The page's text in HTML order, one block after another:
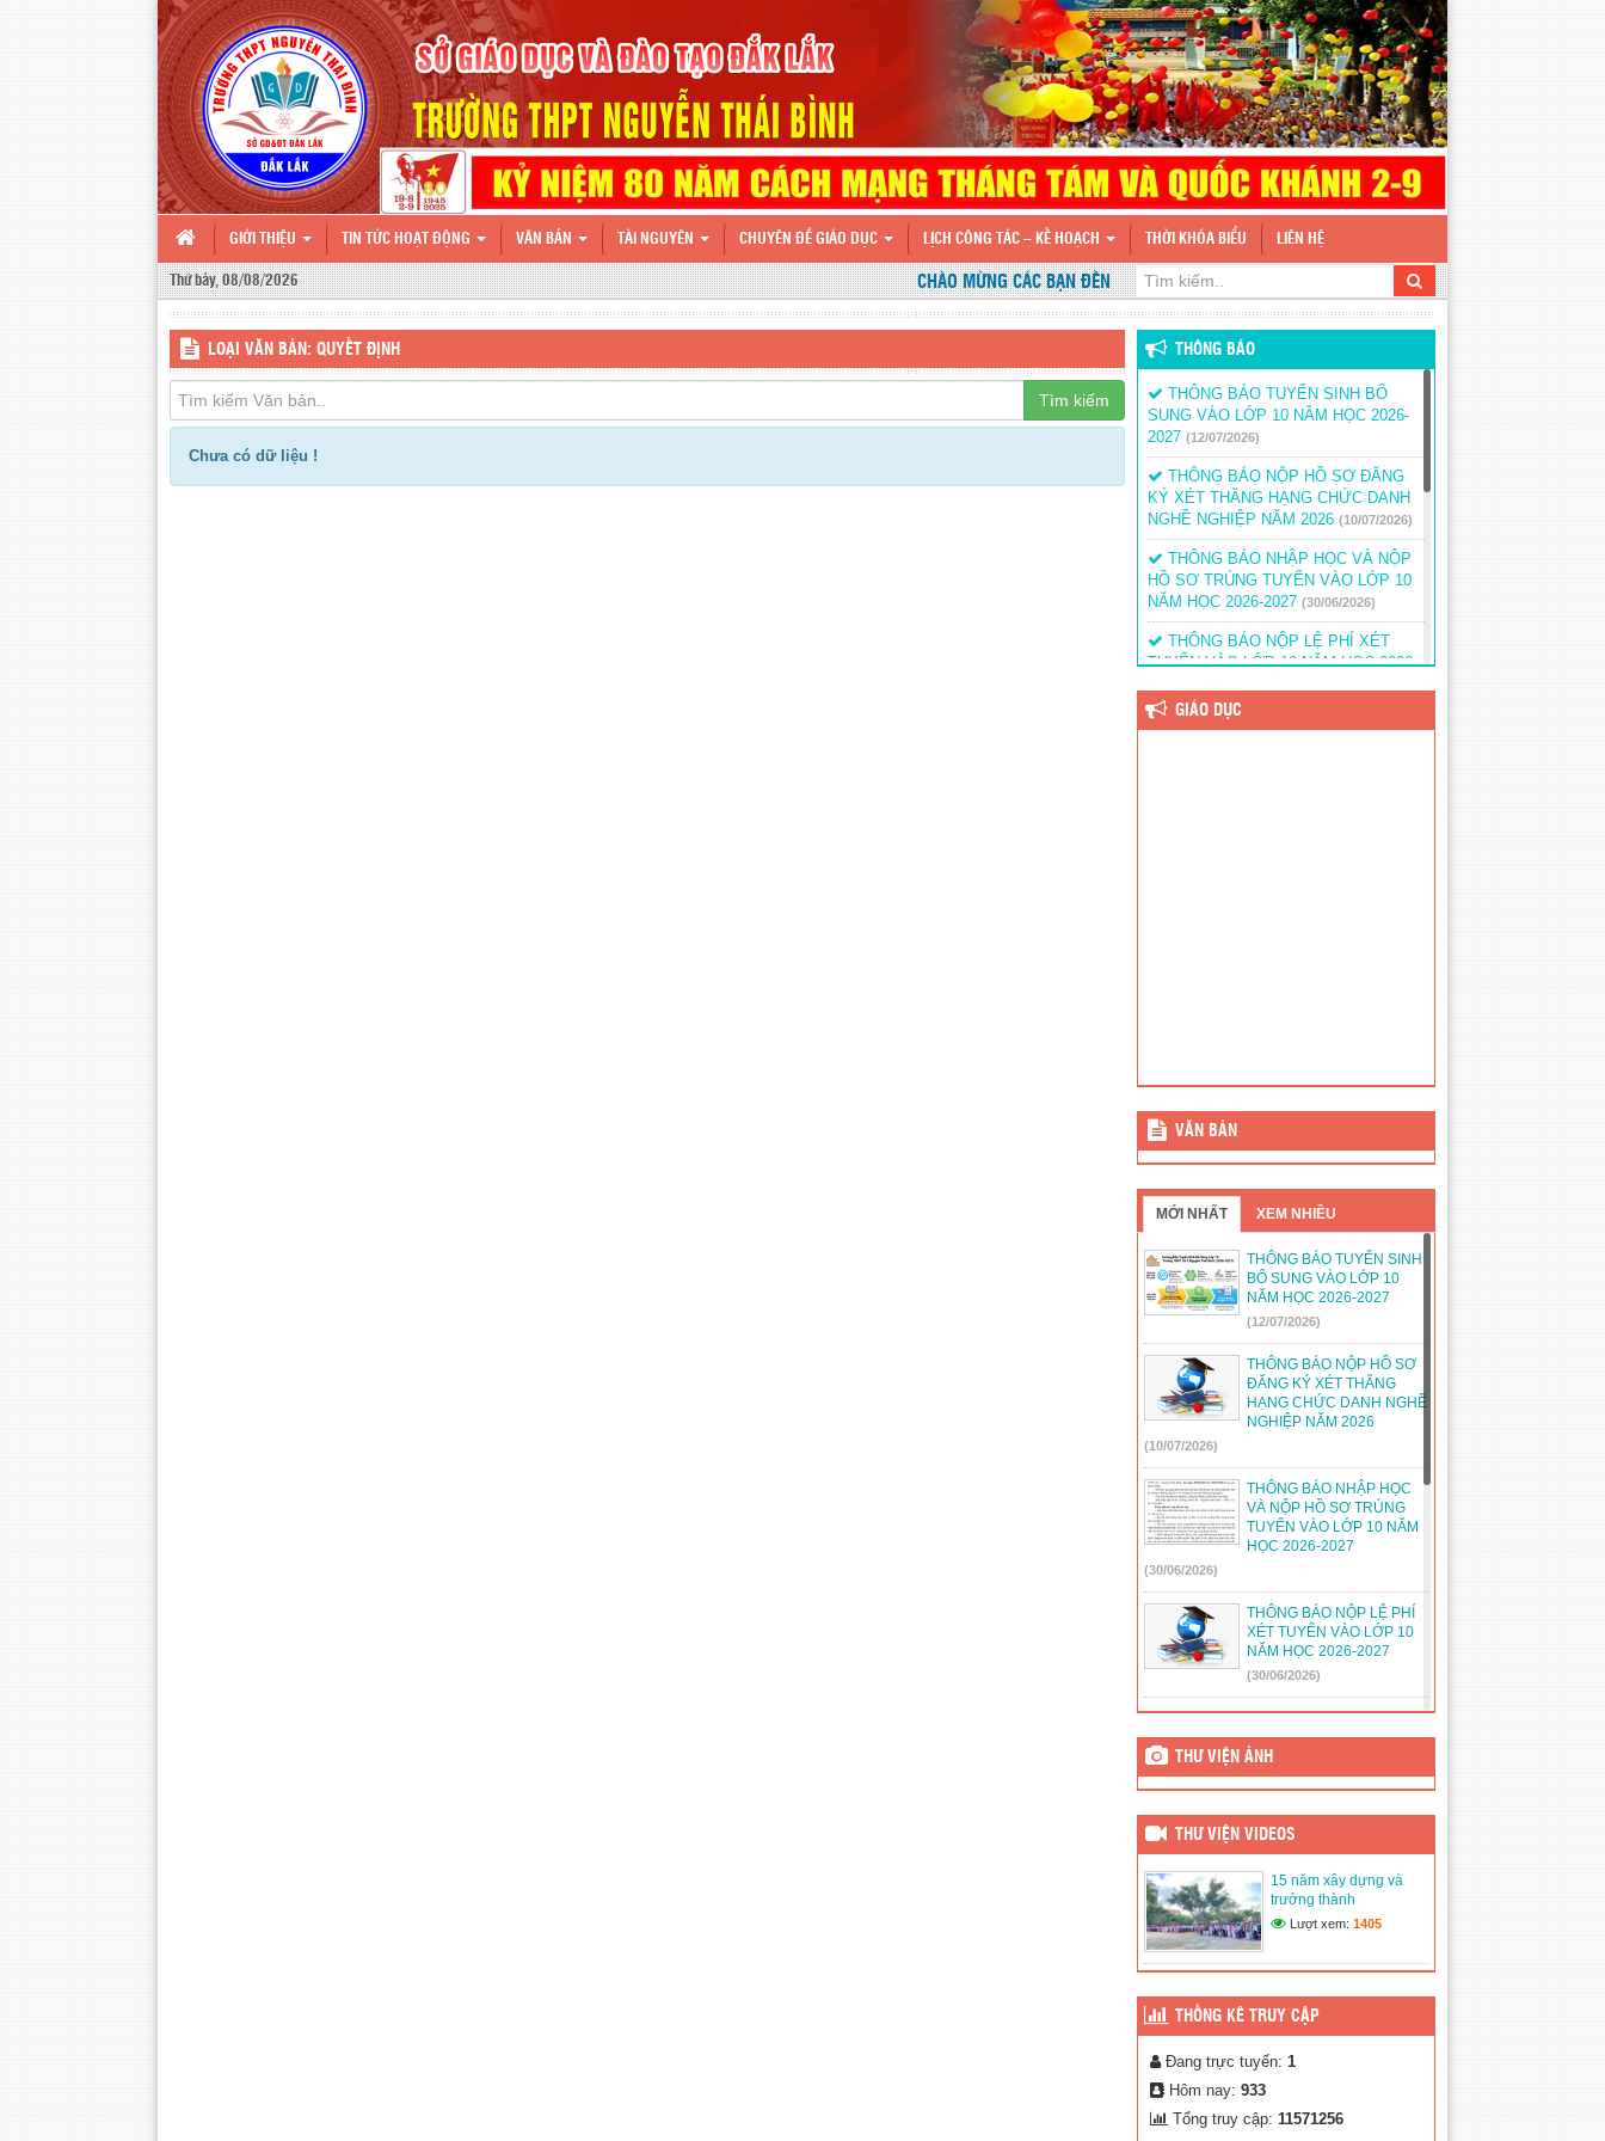
GIỚI THIỆU TIN TỨC HOẠT ĐỘNG VĂN BẢN TÀI NGUYÊN CHUYÊN ĐỀ GIÁO DỤC LỊCH CÔNG TÁC – KẾ HOẠCH THỜI KHÓA BIỂU LIÊN HỆ
Thứ bảy, 08/08/2026 CHÀO MỪNG CÁC BẠN ĐẾN VỚI WEBSITE TRƯỜNG
LOẠI VĂN BẢN: QUYẾT ĐỊNH
Tìm kiếm
Chưa có dữ liệu !
THÔNG BÁO
THÔNG BÁO TUYỂN SINH BỔ
SUNG VÀO LỚP 10 NĂM HỌC 2026-
2027 (12/07/2026)
THÔNG BÁO NỘP HỒ SƠ ĐĂNG
KÝ XÉT THĂNG HẠNG CHỨC DANH
NGHỀ NGHIỆP NĂM 2026 (10/07/2026)
THÔNG BÁO NHẬP HỌC VÀ NỘP
HỒ SƠ TRÚNG TUYỂN VÀO LỚP 10
NĂM HỌC 2026-2027 (30/06/2026)
THÔNG BÁO NỘP LỆ PHÍ XÉT
TUYỂN VÀO LỚP 10 NĂM HỌC 2026-
KẾ HOẠCH TUYỂN SINH LỚP 10
GIÁO DỤC
VĂN BẢN
MỚI NHẤT XEM NHIỀU
THÔNG BÁO TUYỂN SINH
BỔ SUNG VÀO LỚP 10
NĂM HỌC 2026-2027
(12/07/2026)
THÔNG BÁO NỘP HỒ SƠ
ĐĂNG KÝ XÉT THĂNG
HẠNG CHỨC DANH NGHỀ
NGHIỆP NĂM 2026
(10/07/2026)
THÔNG BÁO NHẬP HỌC
VÀ NỘP HỒ SƠ TRÚNG
TUYỂN VÀO LỚP 10 NĂM
HỌC 2026-2027
(30/06/2026)
THÔNG BÁO NỘP LỆ PHÍ
XÉT TUYỂN VÀO LỚP 10
NĂM HỌC 2026-2027
(30/06/2026)
KẾ HOẠCH TUYỂN SINH
LỚP 10 NĂM HỌC 2026-
2027
(11/05/2026)
THÔNG BÁO MỜI THẦU
MUA SẮM THIẾT BỊ
THỜI KHÓA BIỂU NĂM
HỌC 2025-2026
(16/11/2025)
THÔNG BÁO DANH SÁCH
LỚP 10 NĂM HỌC 2025-
2026 – THỜI GIAN TẬP
TRUNG HỌC SINH KHỐI
(12/08/2025)
THƯ VIỆN ẢNH
THƯ VIỆN VIDEOS
15 năm xây dựng và
trưởng thành
Lượt xem: 1405
THỐNG KÊ TRUY CẬP
Đang trực tuyến: 1
Hôm nay: 933
Tổng truy cập: 11571256